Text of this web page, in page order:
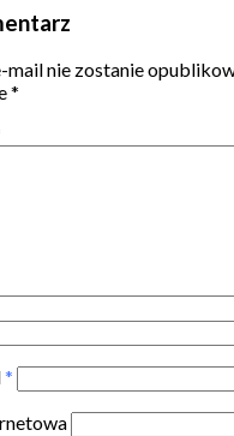
mail nie zostanie
*
*